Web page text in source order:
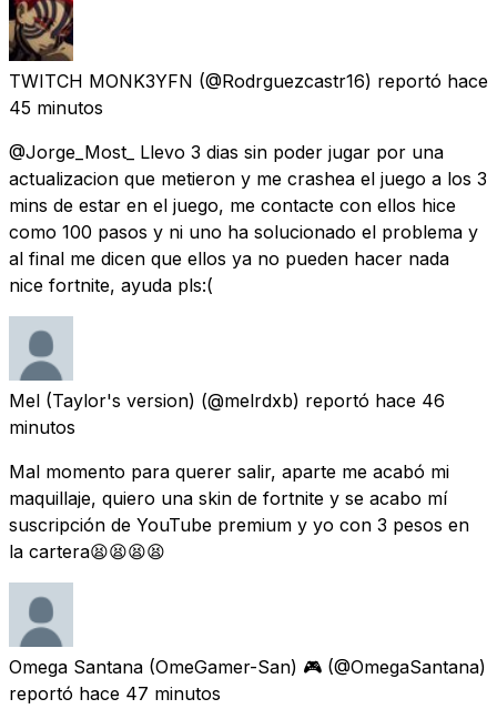
TWITCH MONK3YFN (@Rodrguezcastr16) reportó hace
45 minutos
@Jorge_Most_ Llevo 3 dias sin poder jugar por una
actualizacion que metieron y me crashea el juego a los 3
mins de estar en el juego, me contacte con ellos hice
como 100 pasos y ni uno ha solucionado el problema y
al final me dicen que ellos ya no pueden hacer nada
nice fortnite, ayuda pls:(
Mel (Taylor's version) (@melrdxb) reportó hace 46
minutos
Mal momento para querer salir, aparte me acabó mi
maquillaje, quiero una skin de fortnite y se acabo mí
suscripción de YouTube premium y yo con 3 pesos en
la cartera😫😫😫😫
Omega Santana (OmeGamer-San) 🎮 (@OmegaSantana)
reportó hace 47 minutos